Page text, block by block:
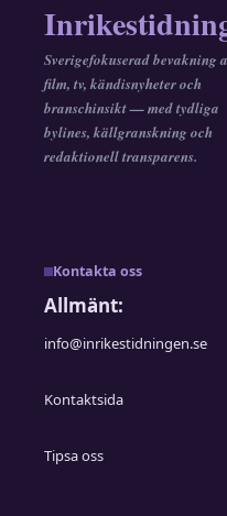
Sverigefokuserad bevakning
film, tv, kändisnyheter och
branschinsikt — med tydliga
bylines, källgranskning och
redaktionell transparens.
Kontakta oss
Allmänt:
info@inrikestidningen.se
Kontaktsida
Tipsa oss